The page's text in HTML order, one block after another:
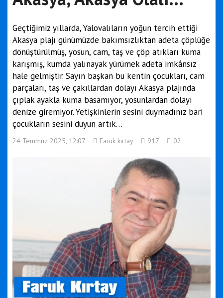
Geçtiğimiz yıllarda, Yalovalıların yoğun tercih ettiği
Akasya plajı günümüzde bakımsızlıktan adeta çöplüğe
dönüştürülmüş, yosun, cam, taş ve çöp atıkları kuma
karışmış, kumda yalınayak yürümek adeta imkânsız
hale gelmiştir. Sayın başkan bu kentin çocukları, cam
parçaları, taş ve çakıllardan dolayı Akasya plajında
çıplak ayakla kuma basamıyor, yosunlardan dolayı
denize giremiyor. Yetişkinlerin sesini duymadınız bari
çocukların sesini duyun artık…
24 Temmuz 2025, 12:07 Faruk kırtay 917 02